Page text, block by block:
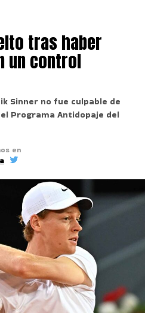
tras haber
un control
Sinner no fue culpable de
Programa Antidopaje del
en